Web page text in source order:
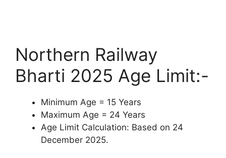
Northern Railway
Bharti 2025 Age Limit:-
Minimum Age = 15 Years
Maximum Age = 24 Years
Age Limit Calculation: Based on 24
December 2025.